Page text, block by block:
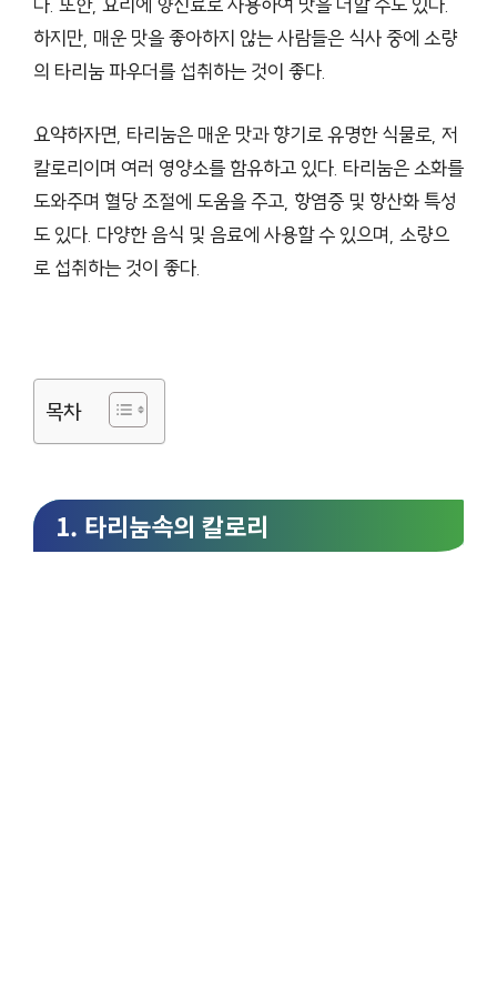
하지만, 매운 맛을 좋아하지 않는 사람들은 식사 중에 소량
의 타리눔 파우더를 섭취하는 것이 좋다.
요약하자면, 타리눔은 매운 맛과 향기로 유명한 식물로, 저
칼로리이며 여러 영양소를 함유하고 있다. 타리눔은 소화를
도와주며 혈당 조절에 도움을 주고, 항염증 및 항산화 특성
도 있다. 다양한 음식 및 음료에 사용할 수 있으며, 소량으
로 섭취하는 것이 좋다.
목차
1. 타리눔속의 칼로리